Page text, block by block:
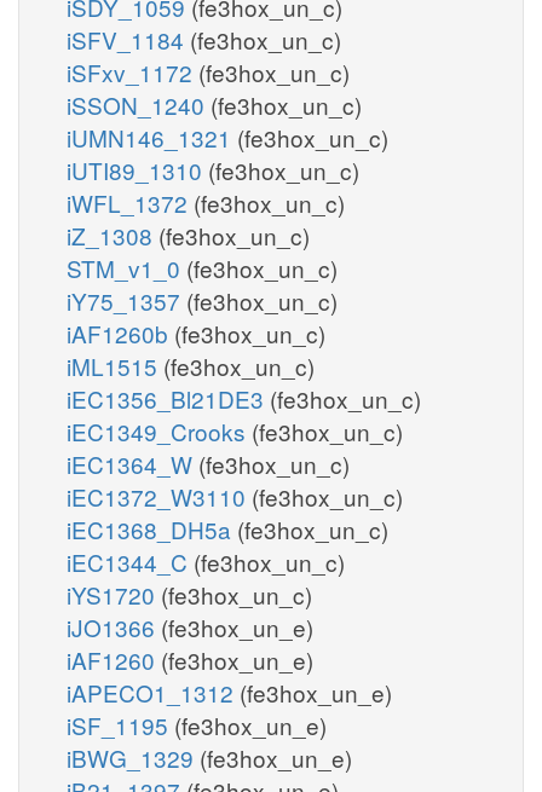
iSFV_1184 (fe3hox_un_c)
iSFxv_1172 (fe3hox_un_c)
iSSON_1240 (fe3hox_un_c)
iUMN146_1321 (fe3hox_un_c)
iUTI89_1310 (fe3hox_un_c)
iWFL_1372 (fe3hox_un_c)
iZ_1308 (fe3hox_un_c)
STM_v1_0 (fe3hox_un_c)
iY75_1357 (fe3hox_un_c)
iAF1260b (fe3hox_un_c)
iML1515 (fe3hox_un_c)
iEC1356_Bl21DE3 (fe3hox_un_c)
iEC1349_Crooks (fe3hox_un_c)
iEC1364_W (fe3hox_un_c)
iEC1372_W3110 (fe3hox_un_c)
iEC1368_DH5a (fe3hox_un_c)
iEC1344_C (fe3hox_un_c)
iYS1720 (fe3hox_un_c)
iJO1366 (fe3hox_un_e)
iAF1260 (fe3hox_un_e)
iAPECO1_1312 (fe3hox_un_e)
iSF_1195 (fe3hox_un_e)
iBWG_1329 (fe3hox_un_e)